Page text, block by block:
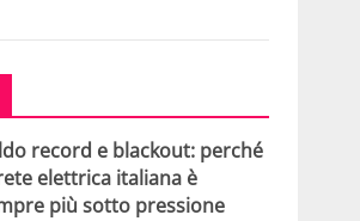
record e blackout: perché
elettrica italiana è
più sotto pressione